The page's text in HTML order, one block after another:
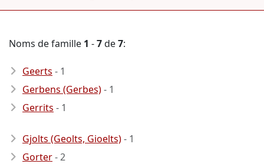
Noms de famille 1 -7de7:
Geerts - 1
Gerbens (Gerbes)- 1
Gerrits - 1
Gjolts (Geolts, Gioelts)- 1
Gorter- 2